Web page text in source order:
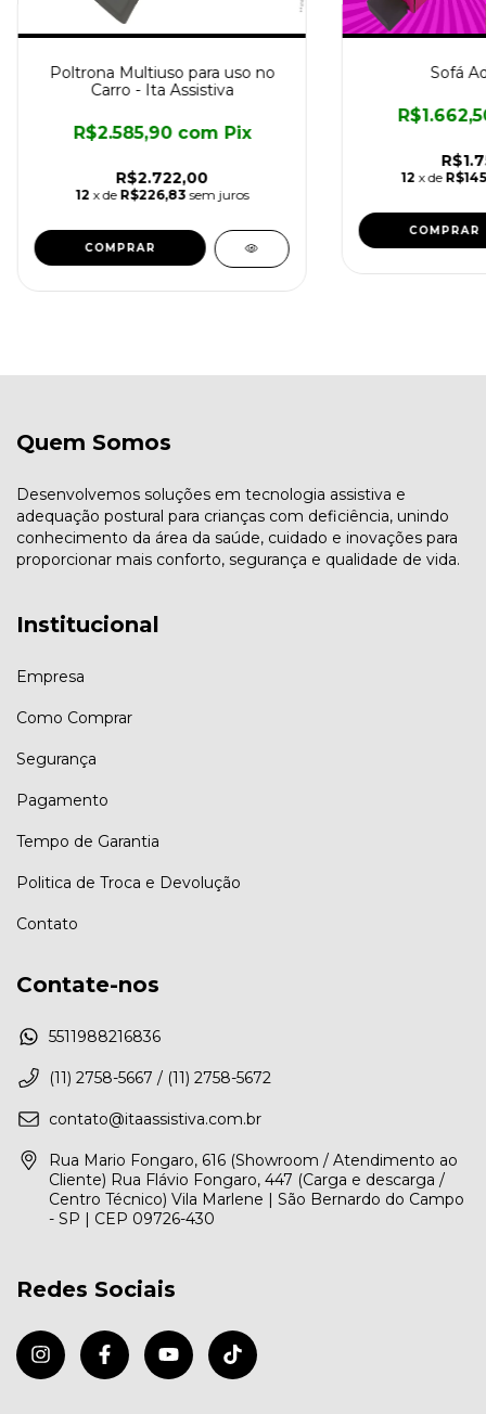
Poltrona Multiuso para uso no
Carro - Ita Assistiva
R$2.722,00
R$2.585,90 com Pix
12 x de R$226,83 sem juros
COMPRAR
Sofá
12 x de
Quem Somos
Desenvolvemos soluções em tecnologia assistiva e
adequação postural para crianças com deficiência, unindo
conhecimento da área da saúde, cuidado e inovações para
proporcionar mais conforto, segurança e qualidade de vida.
Institucional
Empresa
Como Comprar
Segurança
Pagamento
Tempo de Garantia
Politica de Troca e Devolução
Contato
Contate-nos
5511988216836
(11) 2758-5667 / (11) 2758-5672
contato@itaassistiva.com.br
Rua Mario Fongaro, 616 (Showroom / Atendimento ao
Cliente) Rua Flávio Fongaro, 447 (Carga e descarga /
Centro Técnico) Vila Marlene | São Bernardo do Campo
- SP | CEP 09726-430
Redes Sociais